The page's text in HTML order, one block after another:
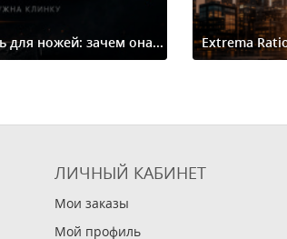
для ножей: зачем она... Extrema
ЛИЧНЫЙ КАБИНЕТ
Мои заказы
Мой профиль